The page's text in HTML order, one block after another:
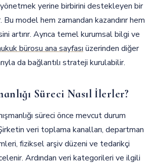
yönetmek yerine birbirini destekleyen bir
model hem zamandan kazandırır hem
artırır. Ayrıca temel kurumsal bilgi ve
bürosu ana sayfasıüzerinden diğer
da bağlantılı strateji kurulabilir.
Süreci Nasıl İlerler?
süreci önce mevcut durum
veri toplama kanalları, departman
fiziksel arşiv düzeni ve tedarikçi
Ardından veri kategorileri ve ilgili